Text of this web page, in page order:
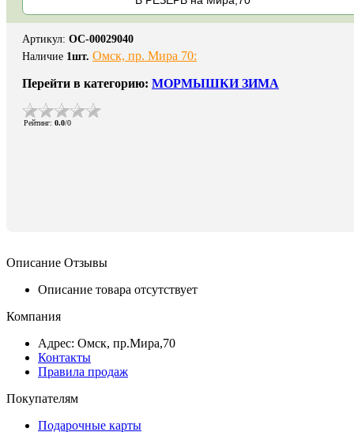
Артикул: ОС-00029040
Наличие 1 шт. Омск, пр. Мира 70:
Перейти в категорию: МОРМЫШКИ ЗИМА
Рейтинг: 0.0/0
Описание Отзывы
Описание товара отсутствует
Компания
Адрес: Омск, пр.Мира,70
Контакты
Правила продаж
Покупателям
Подарочные карты